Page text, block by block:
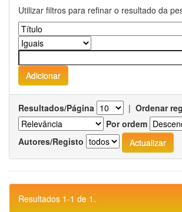
Utilizar filtros para refinar o resultado da
Resultados/Página | Ordenar
Por ordem
Autores/Registo
Resultados 1-1 de 1.